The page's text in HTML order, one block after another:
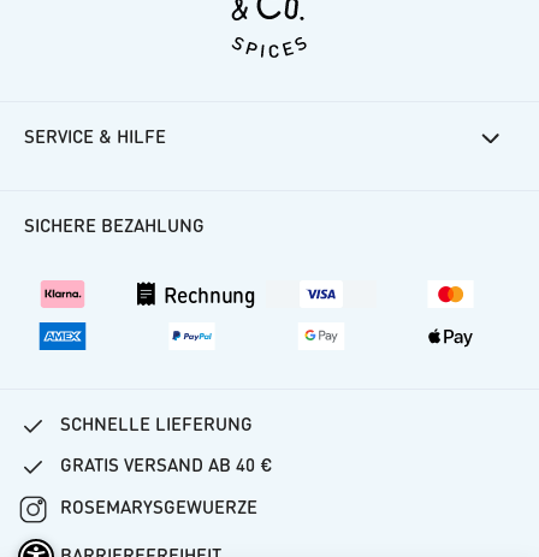
SERVICE & HILFE
Versand
Vertrag widerrufen
SICHERE BEZAHLUNG
Rechnung
SCHNELLE LIEFERUNG
GRATIS VERSAND AB 40 €
ROSEMARYSGEWUERZE